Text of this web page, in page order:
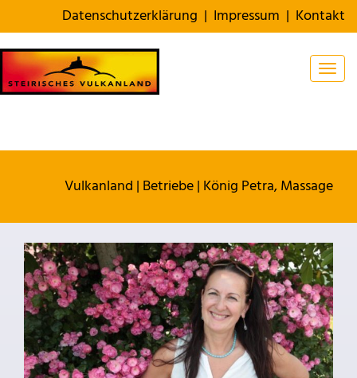
Datenschutzerklärung | Impressum | Kontakt
Vulkanland | Betriebe| König Petra, Massage